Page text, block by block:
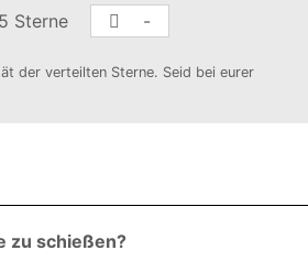
-
der verteilten Sterne. Seid bei eurer
zu schießen?